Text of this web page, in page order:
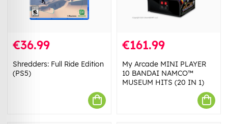
€36.99
Shredders: Full Ride Edition
(PS5)
€161.99
My Arcade MINI PLAYER
10 BANDAI NAMCO™
MUSEUM HITS (20 IN 1)